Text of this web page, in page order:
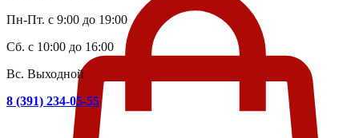
Пн-Пт. с 9:00 до 19:00
Сб. с 10:00 до 16:00
Вс. Выходной
8 (391) 234-05-55